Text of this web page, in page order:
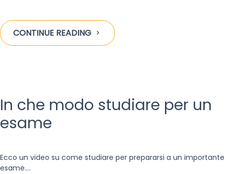
CONTINUE READING
In che modo studiare per un
esame
Ecco un video su come studiare per prepararsi a un importante
esame.…